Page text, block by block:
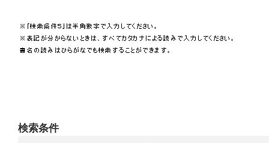
検索条件